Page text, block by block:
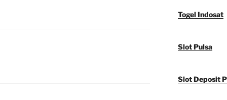
Togel Indosat
Slot Pulsa
Slot Deposit